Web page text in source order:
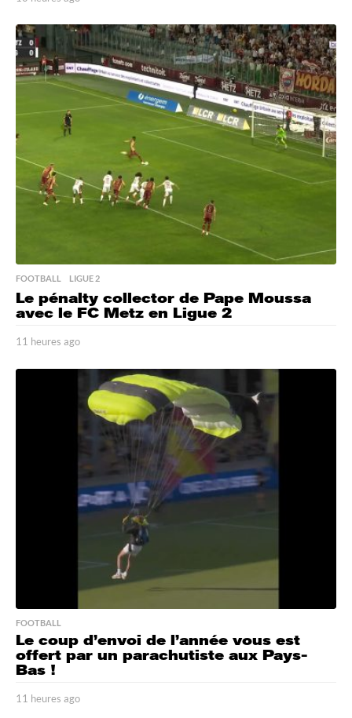
h
r
e
FOOTBALL ,LIGUE 2
Le pénalty collector de Pape Moussa
avec le FC Metz en Ligue 2
11 heures ago
h
e
o
FOOTBALL
Le coup d’envoi de l’année vous est
offert par un parachutiste aux Pays-
Bas !
11 heures ago